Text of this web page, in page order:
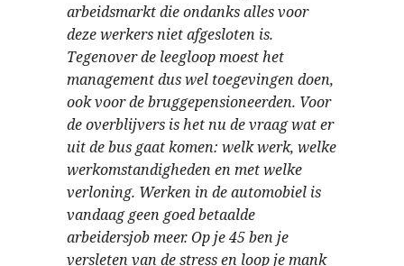
arbeidsmarkt die ondanks alles voor
deze werkers niet afgesloten is.
Tegenover de leegloop moest het
management dus wel toegevingen doen,
ook voor de bruggepensioneerden. Voor
de overblijvers is het nu de vraag wat er
uit de bus gaat komen: welk werk, welke
werkomstandigheden en met welke
verloning. Werken in de automobiel is
vandaag geen goed betaalde
arbeidersjob meer. Op je 45 ben je
versleten van de stress en loop je mank